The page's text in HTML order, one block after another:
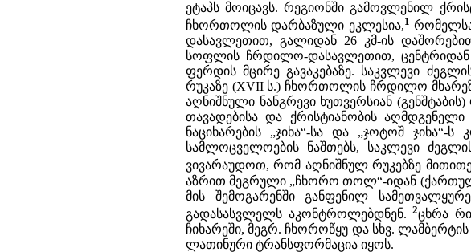
ეტაპს მოიცავს. რეგიონში გამოვლენილ
ჩხორთოლის დარბაზული ეკლესია,1
დასავლეთით, გალიდან 26 კმ-ის
სოფლის ჩრდილო-დასავლეთით, ცენტრიდან 5
ფერდის მცირე გავაკებაზე. საკვლევი
რუკაზე (XVII ს.) ჩხორთოლის ჩრდილო
აღნიშნული ნანგრევი ხუთვერსიან
თავადებისა და ქრისტიანობის
ნაციხარების „ჯიხა“-სა და „ჯოტოშ
სამლოცველოების ნაშთებს, საკლევი
ვივარაუდოთ, რომ აღნიშნულ რუკებზე
აზრით მეგრული „ჩხორო თოლ“-იდან
მის შემოგარენში განფენილ
გადასასვლელს აკონტროლებდნენ.2ცხრა
ჩიხარეში, მეგრ. ჩხოროწყუ და სხვ.
ლათინური ტრანსფორმაცია იყოს.